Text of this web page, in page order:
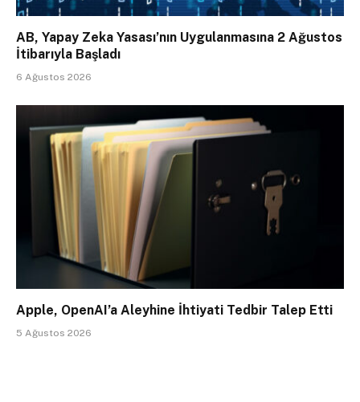
AB, Yapay Zeka Yasası’nın Uygulanmasına 2 Ağustos
İtibarıyla Başladı
6 Ağustos 2026
Apple, OpenAI’a Aleyhine İhtiyati Tedbir Talep Etti
5 Ağustos 2026